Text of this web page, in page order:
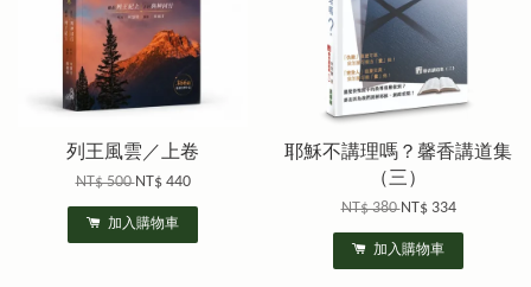
列王風雲／上卷
NT$ 500NT$ 440
加入購物車
耶穌不講理嗎？馨香講道集
（三）
NT$ 380NT$ 334
加入購物車